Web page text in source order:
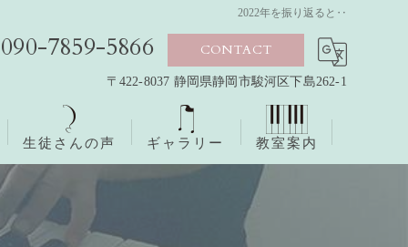
2022年を振り返ると‥
090-7859-5866 CONTACT
〒422-8037 静岡県静岡市駿河区下島262-1
生徒さんの声 ギャラリー 教室案内